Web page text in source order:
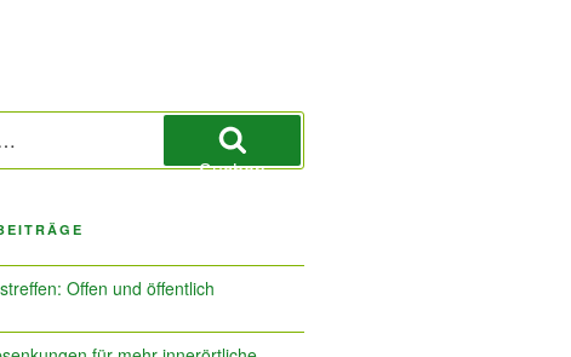
Suchen
Offen und öffentlich